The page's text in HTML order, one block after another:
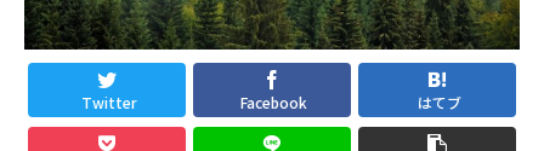
Twitter Facebook はてブ